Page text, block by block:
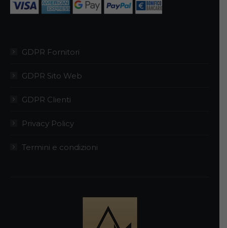
GDPR Fornitori
GDPR Sito Web
GDPR Clienti
Privacy Policy
Termini e condizioni